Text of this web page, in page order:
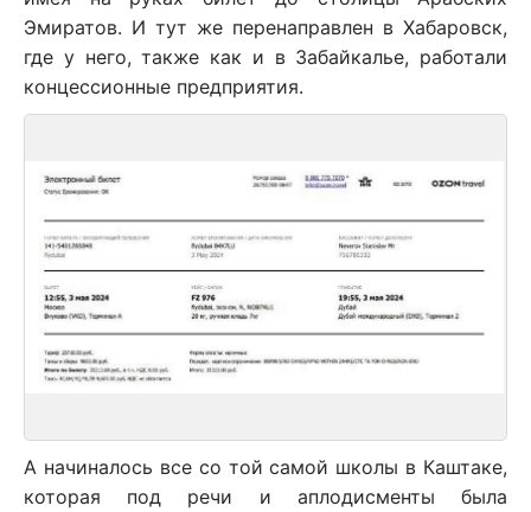
Эмиратов. И тут же перенаправлен в Хабаровск,
где у него, также как и в Забайкалье, работали
концессионные предприятия.
А начиналось все со той самой школы в Каштаке,
которая под речи и аплодисменты была